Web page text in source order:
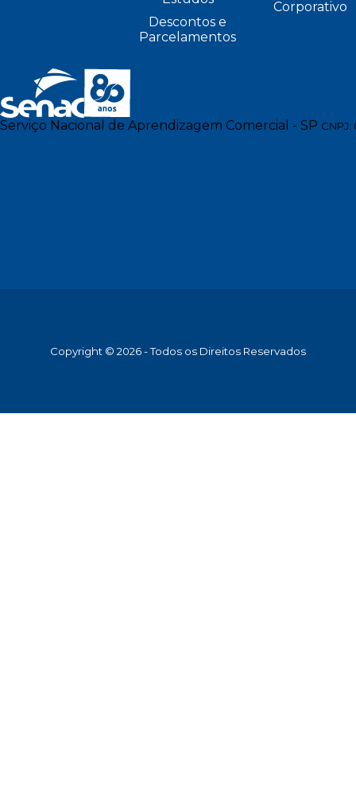
Descontos e
Parcelamentos
Corporativo
Serviço Nacional de Aprendizagem Comercial - SP
Copyright © 2026 - Todos os Direitos Reservados